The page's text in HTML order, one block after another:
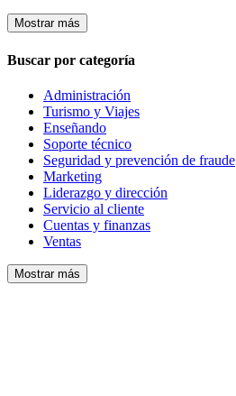
Mostrar más
Buscar por categoría
Administración
Turismo y Viajes
Enseñando
Soporte técnico
Seguridad y prevención de fraude
Marketing
Liderazgo y dirección
Servicio al cliente
Cuentas y finanzas
Ventas
Mostrar más